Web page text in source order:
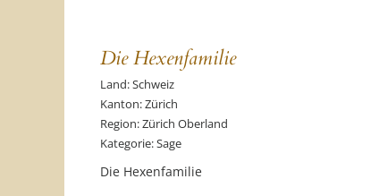
Die Hexenfamilie
Land: Schweiz
Kanton: Zürich
Region: Zürich Oberland
Kategorie: Sage
Die Hexenfamilie